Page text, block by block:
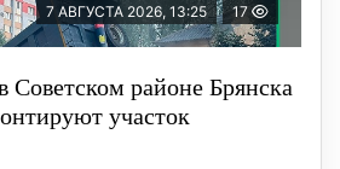
7 АВГУСТА 2026, 13:25 17
Советском районе Брянска
участок